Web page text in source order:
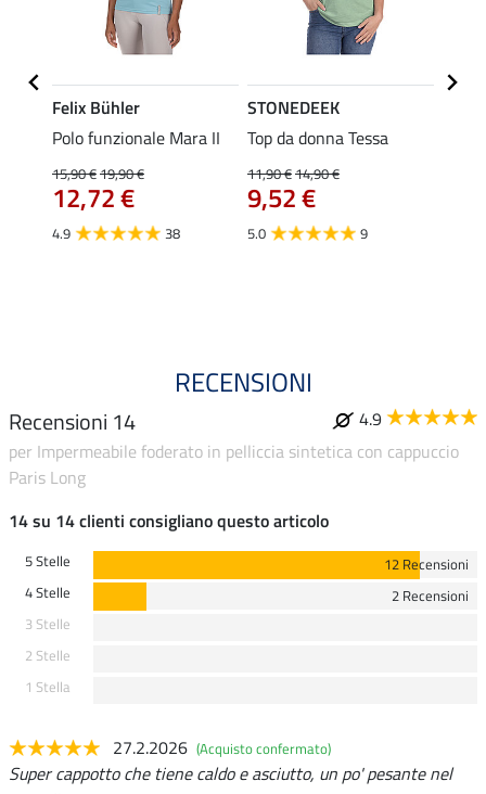
Felix Bühler
Polo funzionale Mara II
15,90 €19,90 €
12,72 €
4.9 38
STONEDEEK
Top da donna Tessa
11,90 €14,90 €
9,52 €
5.0 9
RECENSIONI
Recensioni 14
4.9
per Impermeabile foderato in pelliccia sintetica con cappuccio
Paris Long
14 su 14 clienti consigliano questo articolo
5 Stelle
12 Recensioni
4 Stelle
2 Recensioni
3 Stelle
2 Stelle
1 Stella
27.2.2026 (Acquisto confermato)
Super cappotto che tiene caldo e asciutto, un po' pesante nel